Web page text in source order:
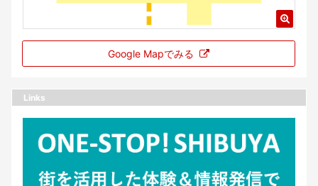
Google Mapでみる
Links